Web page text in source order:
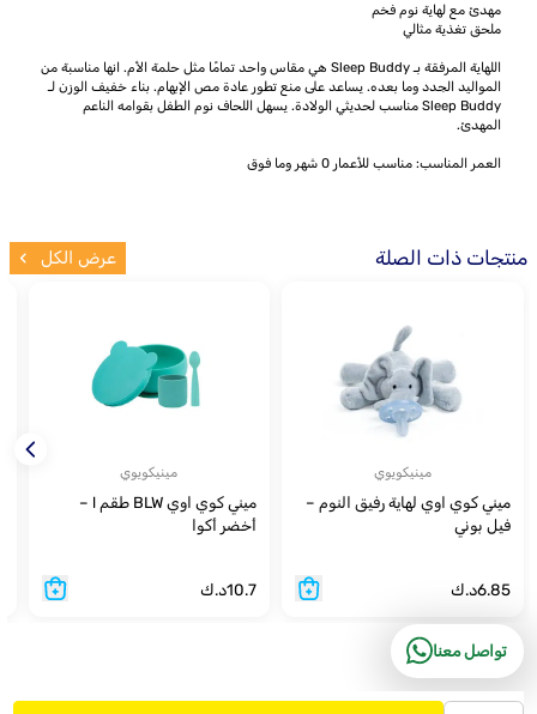
مهدئ مع لهاية نوم فخم
ملحق تغذية مثالي
اللهاية المرفقة بـ Sleep Buddy هي مقاس واحد تمامًا مثل حلمة الأم. انها مناسبة من
المواليد الجدد وما بعده. يساعد على منع تطور عادة مص الإبهام. بناء خفيف الوزن لـ
Sleep Buddy مناسب لحديثي الولادة. يسهل اللحاف نوم الطفل بقوامه الناعم
المهدئ.
العمر المناسب: مناسب للأعمار 0 شهر وما فوق
منتجات ذات الصلة عرض الكل
مينيكويوي
ميني كوي اوي لهاية رفيق النوم –
فيل بوني
6.85د.ك
مينيكويوي
ميني كوي اوي BLW طقم l –
أخضر أكوا
10.7د.ك
تواصل معنا